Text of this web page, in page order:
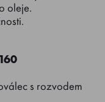
oleje.
s rozvodem